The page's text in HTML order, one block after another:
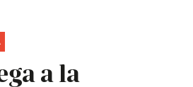
a la